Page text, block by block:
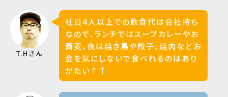
T.Hさん
社員4人以上での飲食代は会社持ち
なので、ランチではスープカレーやお
蕎麦、夜は焼き鳥や餃子、焼肉などお
金を気にしないで食べれるのはあり
がたい↑↑